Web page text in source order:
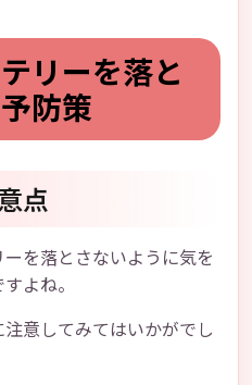
リーを落と
防策
点
を落とさないように気を
よね。
意してみてはいかがでし